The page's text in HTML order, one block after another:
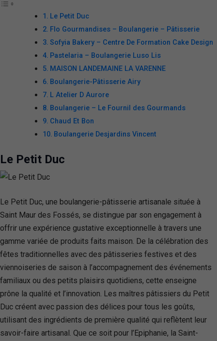
Le Petit Duc
Flo Gourmandises – Boulangerie – Pâtisserie
Sofyia Bakery – Centre De Formation Cake Design
Pastelaria – Boulangerie Luso Lis
MAISON LANDEMAINE LA VARENNE
Boulangerie-Pâtisserie Airy
L Atelier D Aurore
Boulangerie – Le Fournil des Gourmands
Chaud Et Bon
Boulangerie Desjardins Vincent
Le Petit Duc
Le Petit Duc, une boulangerie-pâtisserie artisanale située à
Saint Maur des Fossés, se distingue par son engagement à
offrir une expérience gustative exceptionnelle à travers une
gamme variée de produits faits maison. De la célébration des
fêtes traditionnelles avec des pâtisseries festives et des
viennoiseries de saison à l’accompagnement des événements
familiaux ou des petits plaisirs quotidiens, cette enseigne
prône la qualité et l’innovation. Les maîtres pâtissiers du Petit
Duc créent avec passion des délices pour tous les goûts,
utilisant des ingrédients de première qualité qui reflètent leur
savoir-faire artisanal. Que ce soit pour l’Epiphanie, la Saint-